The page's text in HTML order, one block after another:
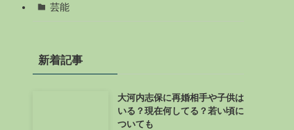
芸能
新着記事
大河内志保に再婚相手や子供は
いる？現在何してる？若い頃に
ついても